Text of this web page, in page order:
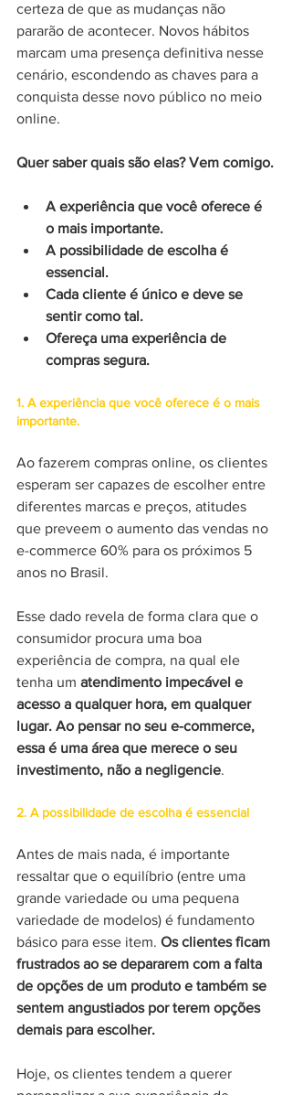
certeza de que as mudanças não
pararão de acontecer. Novos hábitos
marcam uma presença definitiva nesse
cenário, escondendo as chaves para a
conquista desse novo público no meio
online.
Quer saber quais são elas? Vem comigo.
A experiência que você oferece é
o mais importante.
A possibilidade de escolha é
essencial.
Cada cliente é único e deve se
sentir como tal.
Ofereça uma experiência de
compras segura.
1. A experiência que você oferece é o mais
importante.
Ao fazerem compras online, os clientes
esperam ser capazes de escolher entre
diferentes marcas e preços, atitudes
que preveem o aumento das vendas no
e-commerce 60% para os próximos 5
anos no Brasil.
Esse dado revela de forma clara que o
consumidor procura uma boa
experiência de compra, na qual ele
tenha um atendimento impecável e
acesso a qualquer hora, em qualquer
lugar. Ao pensar no seu e-commerce,
essa é uma área que merece o seu
investimento, não a negligencie.
2. A possibilidade de escolha é essencial
Antes de mais nada, é importante
ressaltar que o equilíbrio (entre uma
grande variedade ou uma pequena
variedade de modelos) é fundamento
básico para esse item. Os clientes ficam
frustrados ao se depararem com a falta
de opções de um produto e também se
sentem angustiados por terem opções
demais para escolher.
Hoje, os clientes tendem a querer